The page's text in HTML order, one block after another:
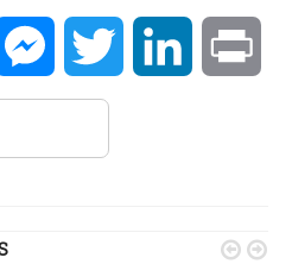
MessengerTwitter LinkedIn
 